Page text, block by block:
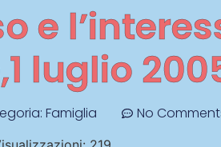
e
luglio
Famiglia No